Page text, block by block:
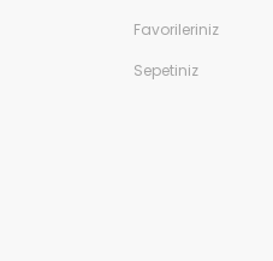
Favorileriniz
Sepetiniz